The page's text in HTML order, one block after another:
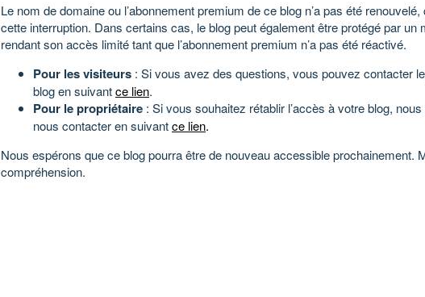
Le nom de domaine ou l’abonnement premium de ce blog n’a pas été
cette interruption. Dans certains cas, le blog peut également être protégé par un
rendant son accès limité tant que l’abonnement premium n’a pas été réactivé.
Pour les visiteurs : Si vous avez des questions, vous pouvez contacter
blog en suivantce lien.
Pour le propriétaire : Si vous souhaitez rétablir l’accès à votre blog,
nous contacter en suivantce lien.
Nous espérons que ce blog pourra être de nouveau accessible prochainement.
compréhension.